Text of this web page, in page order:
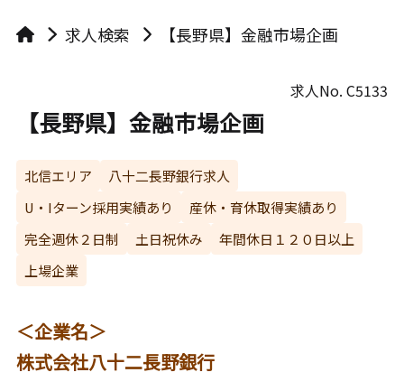
求人検索 【長野県】金融市場企画
求人No.C5133
【長野県】金融市場企画
北信エリア
八十二長野銀行求人
U・Iターン採用実績あり
産休・育休取得実績あり
完全週休２日制
土日祝休み
年間休日１２０日以上
上場企業
＜企業名＞
株式会社八十二長野銀行